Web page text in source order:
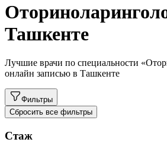
Ташкенте
Лучшие врачи по специальности
онлайн записью в Ташкенте
Фильтры
Сбросить все фильтры
Стаж